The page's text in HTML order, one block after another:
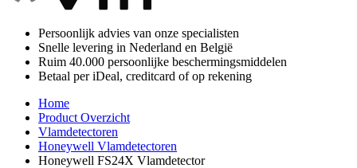
Persoonlijk advies van onze specialisten
Snelle levering in Nederland en België
Ruim 40.000 persoonlijke beschermingsmiddelen
Betaal per iDeal, creditcard of op rekening
Home
Product Overzicht
Vlamdetectoren
Honeywell Vlamdetectoren
Honeywell FS24X Vlamdetector